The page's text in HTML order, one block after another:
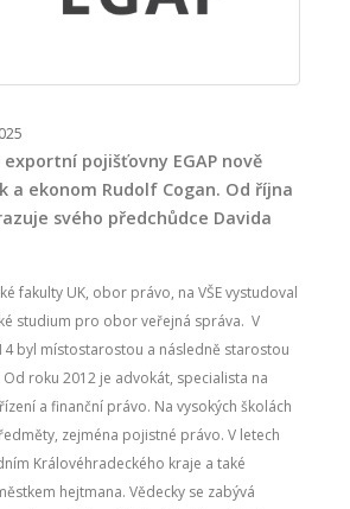
pojišťovny EGAP nově
a ekonom Rudolf Cogan. Od října
svého předchůdce Davida
fakulty UK, obor právo, na VŠE vystudoval
studium pro obor veřejná správa. V
byl místostarostou a následně starostou
Od roku 2012 je advokát, specialista na
a finanční právo. Na vysokých školách
zejména pojistné právo. V letech
Královéhradeckého kraje a také
hejtmana. Vědecky se zabývá